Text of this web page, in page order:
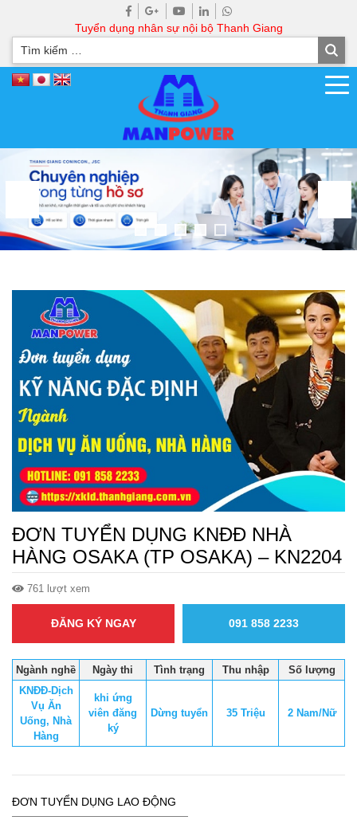
Tuyển dụng nhân sự nội bộ Thanh Giang
ĐƠN TUYỂN DỤNG KNĐĐ NHÀ
HÀNG OSAKA (TP OSAKA) – KN2204
761 lượt xem
ĐĂNG KÝ NGAY 091 858 2233
Ngành nghề Ngày thi Tình trạng Thu nhập
Số lượng
KNĐĐ-Dịch
Vụ Ăn
Uống, Nhà
Hàng
khi ứng
viên đăng
ký
Dừng tuyển 35 Triệu 2 Nam/Nữ
ĐƠN TUYỂN DỤNG LAO ĐỘNG